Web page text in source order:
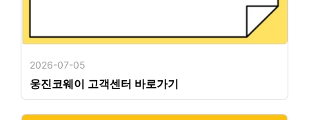
2026-07-05
웅진코웨이 고객센터 바로가기